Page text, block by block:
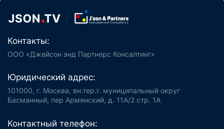
Контакты:
ООО «Джейсон энд Партнерс Консалтинг»
Юридический адрес:
101000, г. Москва, вн.тер.г. муниципальный округ
Басманный, пер Армянский, д. 11А/2 стр. 1А
Контактный телефон: